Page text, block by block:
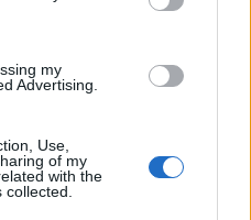
my
Advertising.
Use,
of my
with the